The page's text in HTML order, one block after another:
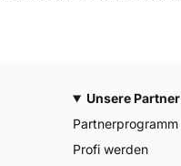
Unsere Partner
Partnerprogramm
Profi werden